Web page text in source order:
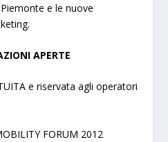
e le nuove
APERTE
e riservata agli operatori
FORUM 2012